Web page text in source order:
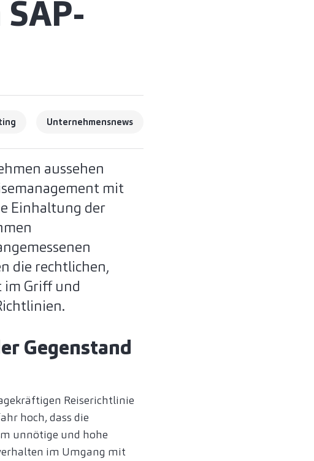
Unternehmensnews
aussehen
mit
Einhaltung der
die rechtlichen,
im Griff und
Gegenstand
Reiserichtlinie
hoch, dass die
unnötige und hohe
im Umgang mit